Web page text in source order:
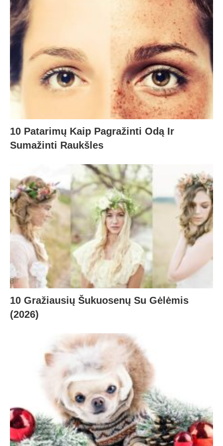
10 Patarimų Kaip Pagražinti Odą Ir
Sumažinti Raukšles
10 Gražiausių Šukuosenų Su Gėlėmis
(2026)